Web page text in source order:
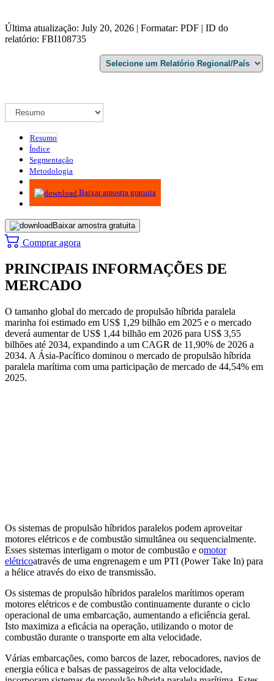
Última atualização: July 20, 2026 | Formatar: PDF | ID do
relatório: FBI108735
Resumo
Índice
Segmentação
Metodologia
Infográficos
Baixar amostra gratuita
Baixar amostra gratuita
Comprar agora
PRINCIPAIS INFORMAÇÕES DE
MERCADO
O tamanho global do mercado de propulsão híbrida paralela
marinha foi estimado em US$ 1,29 bilhão em 2025 e o mercado
deverá aumentar de US$ 1,44 bilhão em 2026 para US$ 3,55
bilhões até 2034, expandindo a um CAGR de 11,90% de 2026 a
2034. A Ásia-Pacífico dominou o mercado de propulsão híbrida
paralela marítima com uma participação de mercado de 44,54% em
2025.
Os sistemas de propulsão híbridos paralelos podem aproveitar
motores elétricos e de combustão simultânea ou sequencialmente.
Esses sistemas interligam o motor de combustão e omotor
elétricoatravés de uma engrenagem e um PTI (Power Take In) para
a hélice através do eixo de transmissão.
Os sistemas de propulsão híbridos paralelos marítimos operam
motores elétricos e de combustão continuamente durante o ciclo
operacional de uma embarcação, aumentando a eficiência geral.
Isto maximiza a eficácia na operação, utilizando o motor de
combustão durante o transporte em alta velocidade.
Várias embarcações, como barcos de lazer, rebocadores, navios de
energia eólica e balsas de passageiros de alta velocidade,